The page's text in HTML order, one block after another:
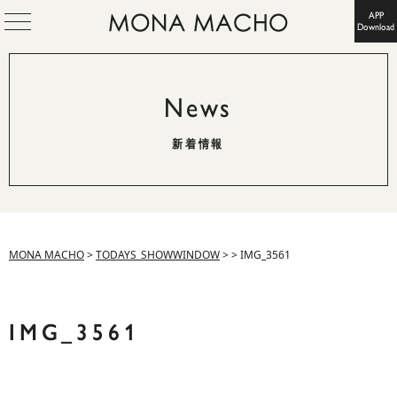
APP
Download
News
新着情報
MONA MACHO>TODAYS_SHOWWINDOW>>IMG_3561
IMG_3561